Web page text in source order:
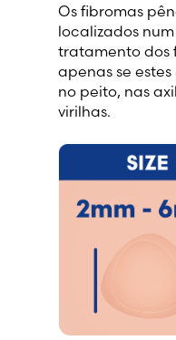
Os fibromas
localizados
tratamento dos
apenas se
no peito, nas
virilhas.